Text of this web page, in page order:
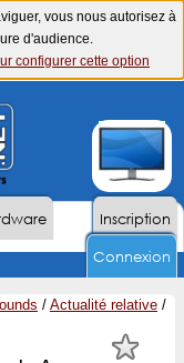
vous nous autorisez à
d'audience.
configurer cette option
Inscription
Connexion
/ Actualité relative /